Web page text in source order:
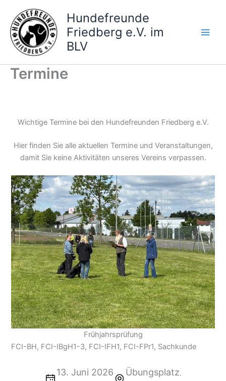
Inhalt
springen
Hundefreunde
Friedberg e.V. im
BLV
Termine
Wichtige Termine bei den Hundefreunden Friedberg e.V.
Hier finden Sie alle aktuellen Termine und Veranstaltungen,
damit Sie keine Aktivitäten unseres Vereins verpassen.
Frühjahrsprüfung
FCI-BH, FCI-IBgH1-3, FCI-IFH1, FCI-FPr1, Sachkunde
13. Juni 2026 Übungsplatz.